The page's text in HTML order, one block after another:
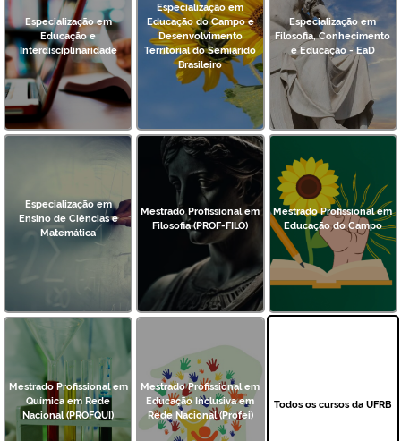
Especialização em
Educação e
Interdisciplinaridade
Especialização em
Educação do Campo e
Desenvolvimento
Territorial do Semiárido
Brasileiro
Especialização em
Filosofia, Conhecimento
e Educação - EaD
Especialização em
Ensino de Ciências e
Matemática
Mestrado Profissional em
Filosofia (PROF-FILO)
Mestrado Profissional em
Educação do Campo
Mestrado Profissional em
Química em Rede
Nacional (PROFQUI)
Mestrado Profissional em
Educação Inclusiva em
Rede Nacional (Profei)
Todos os cursos da UFRB